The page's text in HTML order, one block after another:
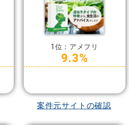
1位：アメフリ
9.3%
案件元サイトの確認